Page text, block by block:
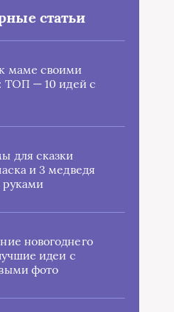
статьи
маме своими
ТОП — 10 идей с
для сказки
и 3 медведя
новогоднего
идеи с
фото